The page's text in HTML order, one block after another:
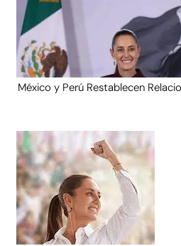
México y Perú Restablecen